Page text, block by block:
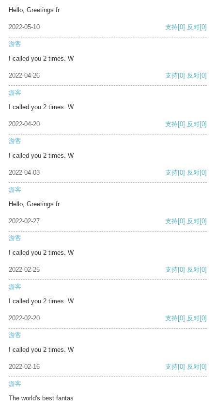
Hello, Greetings fr
2022-05-10 支持[0] 反对[0]
游客
I called you 2 times. W
2022-04-26 支持[0] 反对[0]
游客
I called you 2 times. W
2022-04-20 支持[0] 反对[0]
游客
I called you 2 times. W
2022-04-03 支持[0] 反对[0]
游客
Hello, Greetings fr
2022-02-27 支持[0] 反对[0]
游客
I called you 2 times. W
2022-02-25 支持[0] 反对[0]
游客
I called you 2 times. W
2022-02-20 支持[0] 反对[0]
游客
I called you 2 times. W
2022-02-16 支持[0] 反对[0]
游客
The world's best fantas